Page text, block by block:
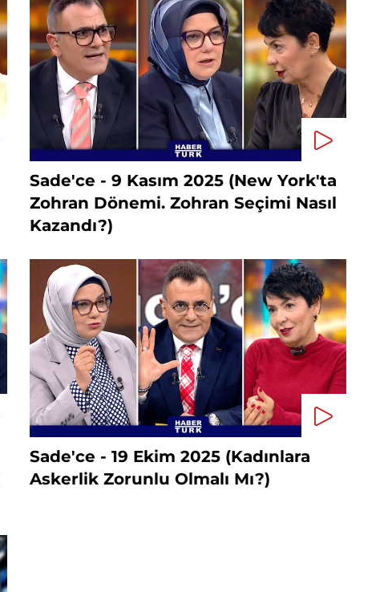
Sade'ce - 9 Kasım 2025 (New York'ta
Zohran Dönemi. Zohran Seçimi Nasıl
Kazandı?)
Sade'ce - 19 Ekim 2025 (Kadınlara
Askerlik Zorunlu Olmalı Mı?)